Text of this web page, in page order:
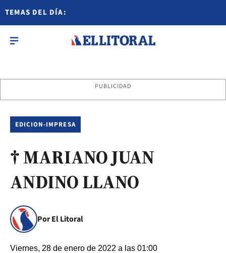
TEMAS DEL DÍA:
PUBLICIDAD
EDICION-IMPRESA
† MARIANO JUAN
ANDINO LLANO
Por El Litoral
Viernes, 28 de enero de 2022 a las 01:00